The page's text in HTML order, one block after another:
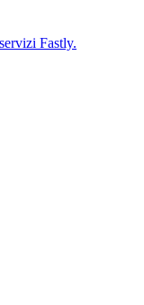
Fastly.